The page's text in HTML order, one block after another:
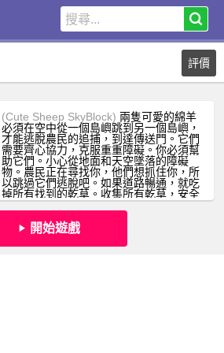
評價
(Cute Sheep SkyBlock) 兩隻可愛的綿羊
必須在空中從一個島嶼跳到另一個島嶼，
才能逃脫農民的追捕，到達傳送門。它們
需要齊心協力，克服重重障礙。你必須幫
助它們。小心從地面和天空墜落的障礙
物。農民正在尋找你，他們想抓住你，所
以跳過它們逃脫吧。如果道路暢通，就吃
掉所有找到的乾草。收集所有乾草，安全
到達傳送門。
開始遊戲